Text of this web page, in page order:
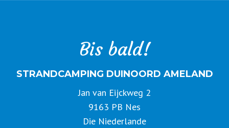
Bis bald!
STRANDCAMPING DUINOORD AMELAND
Jan van Eijckweg 2
9163 PB Nes
Die Niederlande